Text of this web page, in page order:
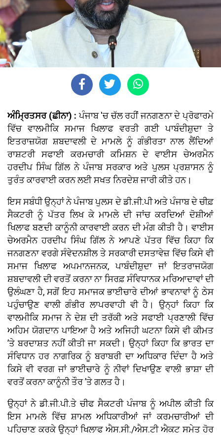
ਅੰਮ੍ਰਿਤਸਰ (ਛੀਨਾ) : ਪੰਜਾਬ 'ਚ ਚੱਲ ਰਹੀਂ ਜਨਗਣਨਾ ਦੇ ਪ੍ਰੋਫਾਰਮੇ
ਵਿੱਚ ਵਾਲਮੀਕਿ ਸਮਾਜ ਖਿਲਾਫ ਵਰਤੀ ਗਈ ਪਾਬੰਦੀਸ਼ੁਦਾ ਤੇ
ਇਤਰਾਜ਼ਯੋਗ ਸ਼ਬਦਾਵਲੀ ਦੇ ਮਾਮਲੇ ਨੂੰ ਗੰਭੀਰਤਾ ਨਾਲ ਲੈਂਦਿਆਂ
ਰਾਸ਼ਟਰੀ ਸਫਾਈ ਕਰਮਚਾਰੀ ਕਮਿਸ਼ਨ ਦੇ ਵਾਈਸ ਚੇਅਰਮੈਨ
ਹਰਦੀਪ ਸਿੰਘ ਗਿੱਲ ਨੇ ਪੰਜਾਬ ਸਰਕਾਰ ਅਤੇ ਪੁਲਸ ਪ੍ਰਸ਼ਾਸਨ ਨੂੰ
ਤੁਰੰਤ ਕਾਰਵਾਈ ਕਰਨ ਲਈ ਸਖਤ ਨਿਰਦੇਸ਼ ਜਾਰੀ ਕੀਤੇ ਹਨ।
ਇਸ ਸਬੰਧੀ ਉਨ੍ਹਾਂ ਨੇ ਪੰਜਾਬ ਪੁਲਸ ਦੇ ਡੀ.ਜੀ.ਪੀ ਅਤੇ ਪੰਜਾਬ ਦੇ ਚੀਫ਼
ਸੈਕਟਰੀ ਨੂੰ ਪੱਤਰ ਲਿਖ ਕੇ ਮਾਮਲੇ ਦੀ ਜਾਂਚ ਕਰਦਿਆਂ ਦੋਸ਼ੀਆਂ
ਖਿਲਾਫ ਬਣਦੀ ਕਾਨੂੰਨੀ ਕਾਰਵਾਈ ਕਰਨ ਦੀ ਮੰਗ ਕੀਤੀ ਹੈ। ਵਾਈਸ
ਚੇਅਰਮੈਨ ਹਰਦੀਪ ਸਿੰਘ ਗਿੱਲ ਨੇ ਆਪਣੇ ਪੱਤਰ ਵਿੱਚ ਕਿਹਾ ਕਿ
ਜਨਗਣਨਾ ਵਰਗੇ ਸੰਵੇਦਨਸ਼ੀਲ ਤੇ ਸਰਕਾਰੀ ਦਸਤਾਵੇਜ਼ ਵਿੱਚ ਕਿਸੇ ਵੀ
ਸਮਾਜ ਖਿਲਾਫ ਅਪਮਾਨਜਨਕ, ਪਾਬੰਦੀਸ਼ੁਦਾ ਜਾਂ ਇਤਰਾਜਯੋਗ
ਸ਼ਬਦਾਵਲੀ ਦੀ ਵਰਤੋਂ ਕਰਨਾ ਨਾ ਸਿਰਫ਼ ਸੰਵਿਧਾਨਕ ਮਰਿਆਦਾਵਾਂ ਦੀ
ਉਲੰਘਣਾ ਹੈ, ਸਗੋਂ ਇਹ ਸਮਾਜਕ ਭਾਈਚਾਰੇ ਦੀਆਂ ਭਾਵਨਾਵਾਂ ਨੂੰ ਠੇਸ
ਪਹੁੰਚਾਉਣ ਵਾਲੀ ਗੰਭੀਰ ਲਾਪਰਵਾਹੀ ਵੀ ਹੈ। ਉਨ੍ਹਾਂ ਕਿਹਾ ਕਿ
ਵਾਲਮੀਕਿ ਸਮਾਜ ਨੇ ਦੇਸ਼ ਦੀ ਤਰੱਕੀ ਅਤੇ ਸਫਾਈ ਪ੍ਰਣਾਲੀ ਵਿੱਚ
ਅਹਿਮ ਯੋਗਦਾਨ ਪਾਇਆ ਹੈ ਅਤੇ ਅਜਿਹੀ ਘਟਨਾ ਕਿਸੇ ਵੀ ਕੀਮਤ
’ਤੇ ਬਰਦਾਸ਼ਤ ਨਹੀਂ ਕੀਤੀ ਜਾ ਸਕਦੀ। ਉਨ੍ਹਾਂ ਕਿਹਾ ਕਿ ਭਾਰਤ ਦਾ
ਸੰਵਿਧਾਨ ਹਰ ਨਾਗਰਿਕ ਨੂੰ ਬਰਾਬਰੀ ਦਾ ਅਧਿਕਾਰ ਦਿੰਦਾ ਹੈ ਅਤੇ
ਕਿਸੇ ਵੀ ਵਰਗ ਜਾਂ ਭਾਈਚਾਰੇ ਨੂੰ ਨੀਵਾਂ ਦਿਖਾਉਣ ਵਾਲੀ ਭਾਸ਼ਾ ਦੀ
ਵਰਤੋਂ ਕਰਨਾ ਕਾਨੂੰਨੀ ਤੌਰ ’ਤੇ ਗਲਤ ਹੈ।
ਉਨ੍ਹਾਂ ਨੇ ਡੀ.ਜੀ.ਪੀ.ਤੇ ਚੀਫ ਸੈਕਟਰੀ ਪੰਜਾਬ ਨੂੰ ਅਪੀਲ ਕੀਤੀ ਕਿ
ਇਸ ਮਾਮਲੇ ਵਿੱਚ ਸ਼ਾਮਲ ਅਧਿਕਾਰੀਆਂ ਜਾਂ ਕਰਮਚਾਰੀਆਂ ਦੀ
ਪਹਿਚਾਣ ਕਰਕੇ ਉਨ੍ਹਾਂ ਖਿਲਾਫ ਐਸ.ਸੀ./ਐਸ.ਟੀ ਐਕਟ ਸਮੇਤ ਹੋਰ